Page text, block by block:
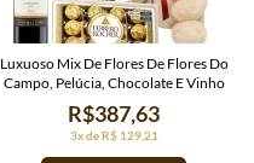
3x de R$ 129,21
R$387,63
Luxuoso Mix De Flores De Flores Do
Campo, Pelúcia, Chocolate E Vinho